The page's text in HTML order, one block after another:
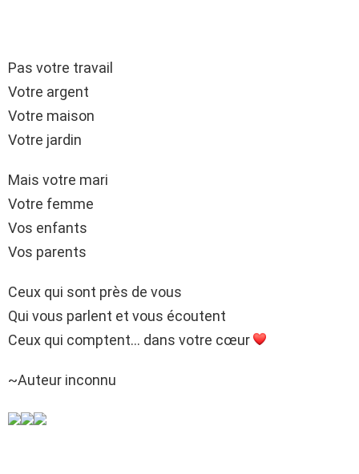
Pas votre travail
Votre argent
Votre maison
Votre jardin
Mais votre mari
Votre femme
Vos enfants
Vos parents
Ceux qui sont près de vous
Qui vous parlent et vous écoutent
Ceux qui comptent… dans votre cœur
~Auteur inconnu